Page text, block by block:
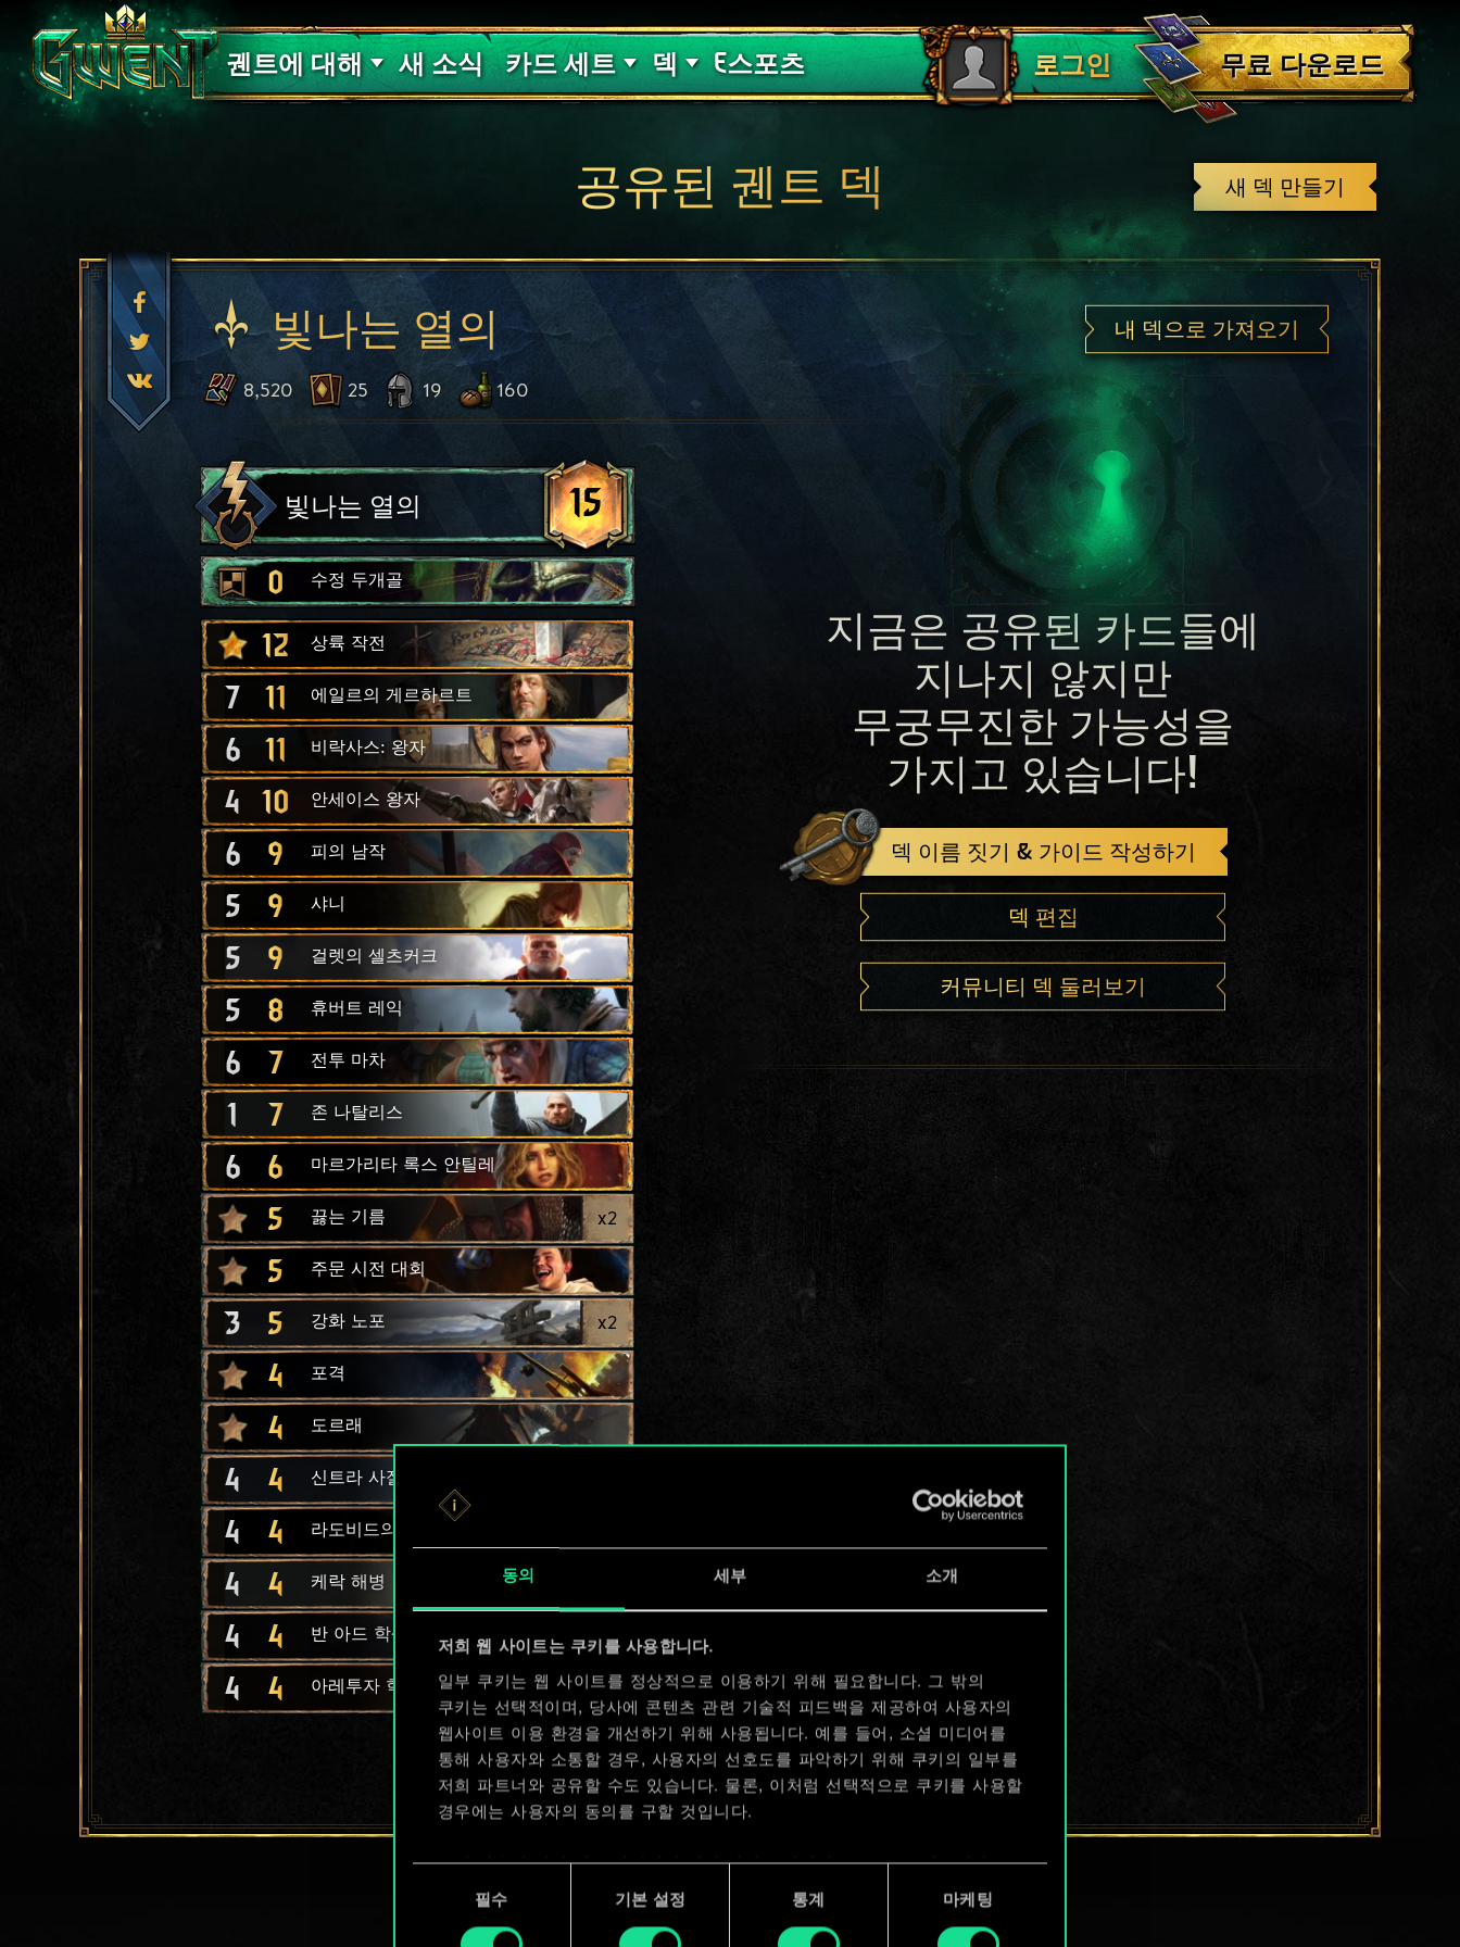
동의 세부 소개
저희 웹 사이트는 쿠키를 사용합니다.
일부 쿠키는 웹 사이트를 정상적으로 이용하기 위해 필요합니다. 그 밖의
쿠키는 선택적이며, 당사에 콘텐츠 관련 기술적 피드백을 제공하여 사용자의
웹사이트 이용 환경을 개선하기 위해 사용됩니다. 예를 들어, 소셜 미디어를
통해 사용자와 소통할 경우, 사용자의 선호도를 파악하기 위해 쿠키의 일부를
저희 파트너와 공유할 수도 있습니다. 물론, 이처럼 선택적으로 쿠키를 사용할
경우에는 사용자의 동의를 구할 것입니다.
쿠키 사용에 관한 세부 사항이나 관련 설정은 아래의 "Settings" 메뉴에서
확인할 수 있습니다.
필수 기본 설정 통계 마케팅
궨트에 대해
고객 지원
새 소식 카드 세트
핏빛 저주
덱
덱 가이드
E스포츠 로그인
로그아웃
무료 다운로드
새 덱 만들기
공유된 궨트 덱
빛나는 열의 내 덱으로 가져오기
8,520 25 19 160
빛나는 열의 15
0 수정 두개골
12 상륙 작전
7 11 에일르의 게르하르트
6 11 비락사스: 왕자
4 10 안세이스 왕자
6 9 피의 남작
5 9 샤니
5 9 걸렛의 셀츠커크
5 8 휴버트 레익
6 7 전투 마차
1 7 존 나탈리스
6 6 마르가리타 록스 안틸레
5 끓는 기름 x2
5 주문 시전 대회
3 5 강화 노포 x2
4 포격
4 도르래
4 4 신트라 사절
4 4 라도비드의 근위병
4 4 케락 해병
4 4 반 아드 학생
4 4 아레투자 학생
지금은 공유된 카드들에
지나지 않지만
무궁무진한 가능성을
가지고 있습니다!
덱 이름 짓기 & 가이드 작성하기
덱 편집
커뮤니티 덱 둘러보기